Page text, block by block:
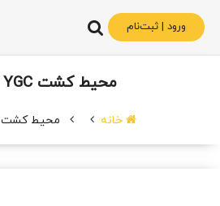
ورود | ثبت‌نام
محیط کشت YGC آگار
خانه محیط کشت YGC آگار